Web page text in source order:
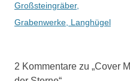
Großsteingräber,
Grabenwerke, Langhügel
2 Kommentare zu „Cover